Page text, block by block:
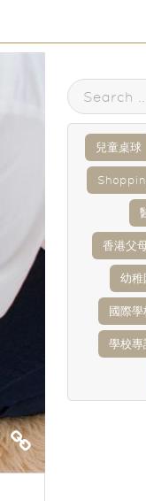
兒童桌球
香港父
幼稚
國際學
學校專